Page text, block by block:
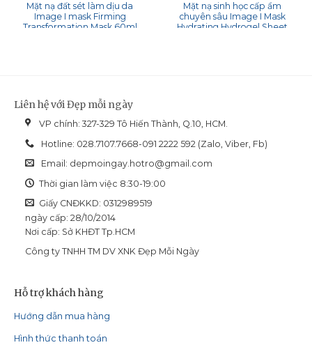
Mặt nạ đất sét làm dịu da
Image I mask Firming
Transformation Mask 60ml
Mặt nạ sinh học cấp ẩm
chuyên sâu Image I Mask
Hydrating Hydrogel Sheet
Liên hệ với Đẹp mỗi ngày
VP chính: 327-329 Tô Hiến Thành, Q.10, HCM.
Hotline: 028.7107.7668-091 2222 592 (Zalo, Viber, Fb)
Email: depmoingay.hotro@gmail.com
Thời gian làm việc 8:30-19:00
Giấy CNĐKKD: 0312989519
ngày cấp: 28/10/2014
Nơi cấp: Sở KHĐT Tp.HCM
Công ty TNHH TM DV XNK Đẹp Mỗi Ngày
Hỗ trợ khách hàng
Hướng dẫn mua hàng
Hình thức thanh toán